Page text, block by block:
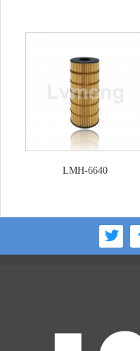
LMH-6640